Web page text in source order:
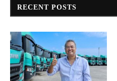
RECENT POSTS